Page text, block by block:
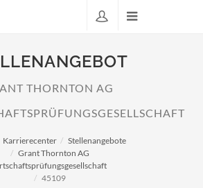
THORNTON AG
Karrierecenter
Stellenangebote
Grant Thornton AG
45109